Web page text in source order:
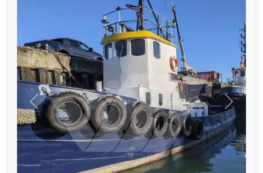
Önceki Sonraki